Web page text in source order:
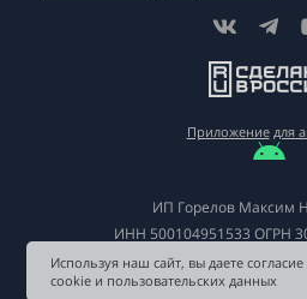
Приложение для
ИП Горелов Максим
ИНН 500104951533 ОГРН
Используя наш сайт, вы даете
cookie и пользовательских данных